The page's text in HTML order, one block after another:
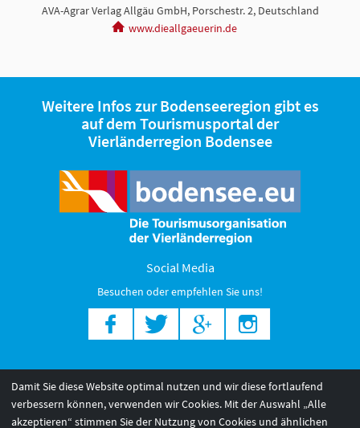
AVA-Agrar Verlag Allgäu GmbH, Porschestr. 2, Deutschland
www.dieallgaeuerin.de
Weitere Infos zur Bodenseeregion gibt es
auf dem Tourismusportal der
Vierländerregion Bodensee
Social Media
Besuchen oder empfehlen Sie uns!
Bodensee Regionen
Bodensee Highlights
Bodensee Angebote
Damit Sie diese Website optimal nutzen und wir diese fortlaufend
verbessern können, verwenden wir Cookies. Mit der Auswahl „Alle
akzeptieren“ stimmen Sie der Nutzung von Cookies und ähnlichen